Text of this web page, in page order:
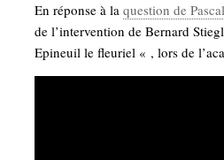
En réponse à la question de Pascal
de l’intervention de Bernard
Epineuil le fleuriel « , lors de